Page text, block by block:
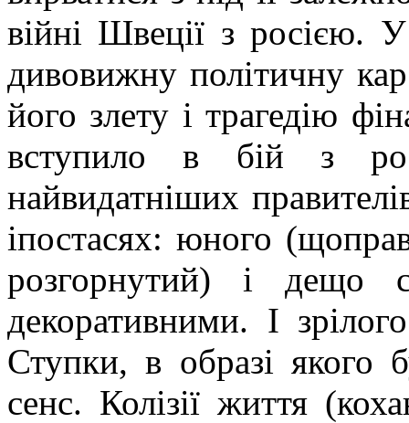
війні Швеції з росією.
дивовижну політичну
його злету і трагедію
вступило в бій з
найвидатніших
іпостасях: юного
розгорнутий) і дещо
декоративними. І
Ступки, в образі якого
сенс. Колізії життя